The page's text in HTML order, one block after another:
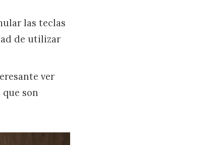
las teclas
de utilizar
ver
son